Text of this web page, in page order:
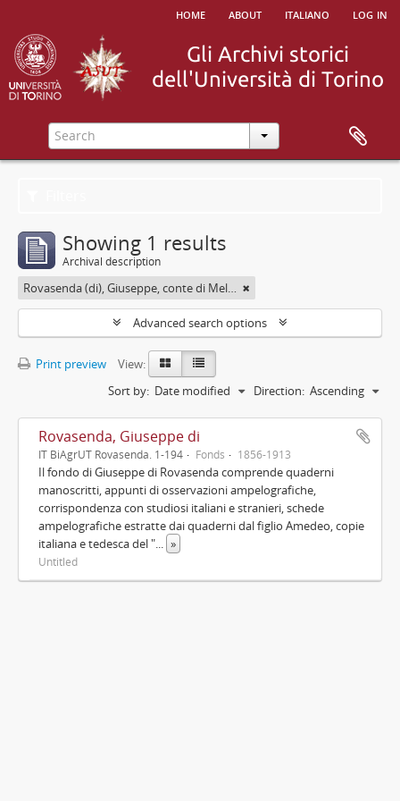
home about italiano log in
Showing 1 results
Archival description
Rovasenda (di), Giuseppe, conte di Melle <1824-1913>
Advanced search options
Print preview
View:
Sort by: Date modified Direction: Ascending
Rovasenda, Giuseppe di
IT BiAgrUT Rovasenda. 1-194 Fonds 1856-1913
Il fondo di Giuseppe di Rovasenda comprende quaderni
manoscritti, appunti di osservazioni ampelografiche,
corrispondenza con studiosi italiani e stranieri, schede
ampelografiche estratte dai quaderni dal figlio Amedeo, copie
italiana e tedesca del "... »
Untitled